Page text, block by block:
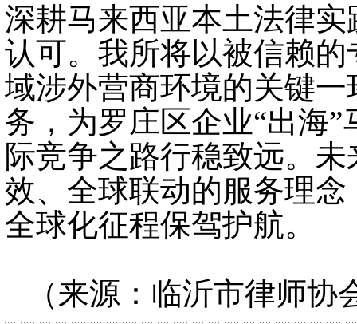
深耕马来西亚本土法律
认可。我所将以被信赖
域涉外营商环境的关键
务，为罗庄区企业“出海
际竞争之路行稳致远。
效、全球联动的服务理
全球化征程保驾护航。
（来源：临沂市律师协